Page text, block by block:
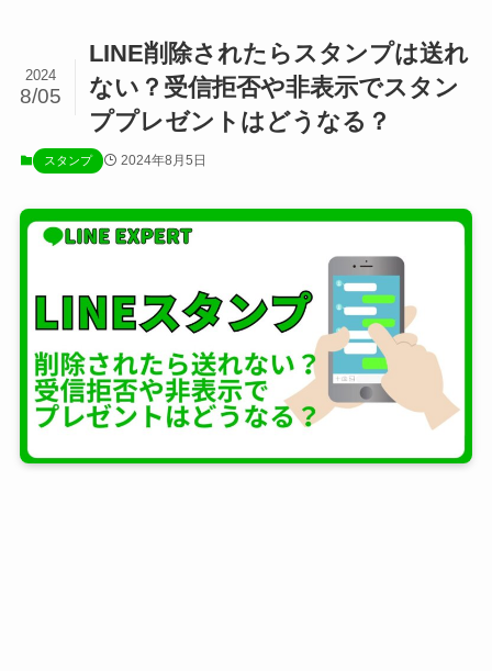
LINE削除されたらスタンプは送れ
ない？受信拒否や非表示でスタン
ププレゼントはどうなる？
2024
8/05
スタンプ 2024年8月5日